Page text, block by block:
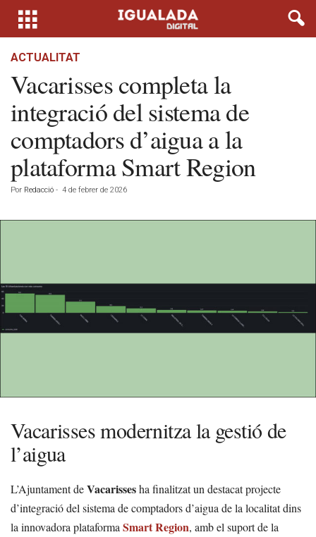
ACTUALITAT
Vacarisses completa la
integració del sistema de
comptadors d’aigua a la
plataforma Smart Region
Por Redacció - 4 de febrer de 2026
Vacarisses modernitza la gestió de
l’aigua
L’Ajuntament deVacarissesha finalitzat un destacat projecte
d’integració del sistema de comptadors d’aigua de la localitat dins
la innovadora plataforma Smart Region, amb el suport de la